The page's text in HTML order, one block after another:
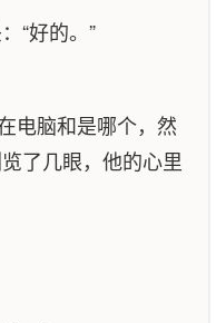
“好的。”
电脑和是哪个，然
了几眼，他的心里